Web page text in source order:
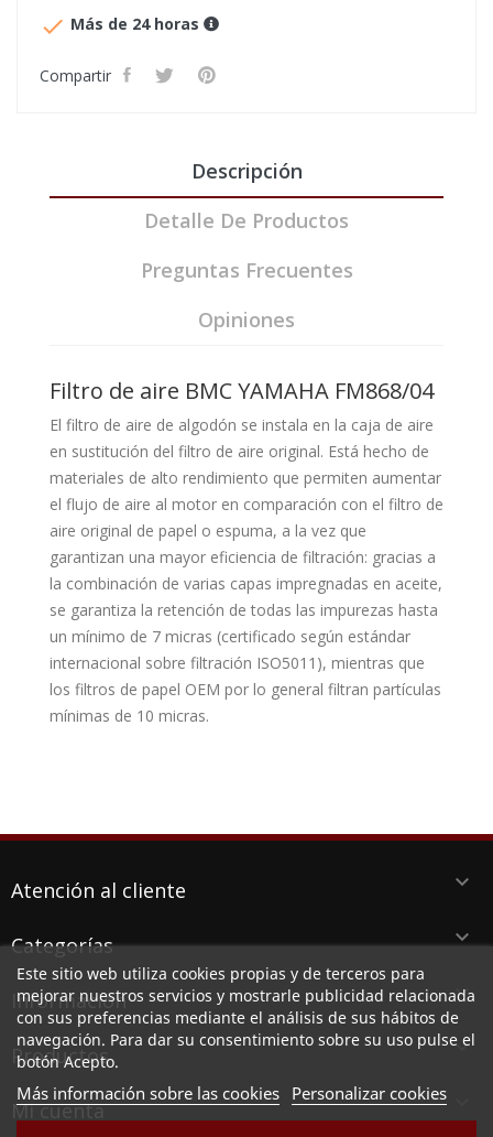
 Más de 24 horas
Compartir
Descripción
Detalle De Productos
Preguntas Frecuentes
Opiniones
Filtro de aire BMC YAMAHA FM868/04
El filtro de aire de algodón se instala en la caja de aire
en sustitución del filtro de aire original. Está hecho de
materiales de alto rendimiento que permiten aumentar
el flujo de aire al motor en comparación con el filtro de
aire original de papel o espuma, a la vez que
garantizan una mayor eficiencia de filtración: gracias a
la combinación de varias capas impregnadas en aceite,
se garantiza la retención de todas las impurezas hasta
un mínimo de 7 micras (certificado según estándar
internacional sobre filtración ISO5011), mientras que
los filtros de papel OEM por lo general filtran partículas
mínimas de 10 micras.
Atención al cliente keyboard_arrow_down
Categorías keyboard_arrow_down
Información keyboard_arrow_down
Productos keyboard_arrow_down
Mi cuenta
Este sitio web utiliza cookies propias y de terceros para
mejorar nuestros servicios y mostrarle publicidad relacionada
con sus preferencias mediante el análisis de sus hábitos de
navegación. Para dar su consentimiento sobre su uso pulse el
botón Acepto.
Más información sobre las cookies Personalizar cookies